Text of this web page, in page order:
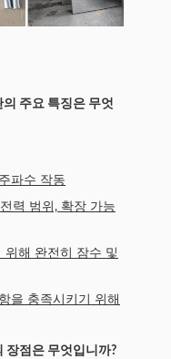
주요 특징은 무엇
파수 작동
력 범위, 확장 가능
위해 완전히 잠수 및
을 충족시키기 위해
장점은 무엇입니까?